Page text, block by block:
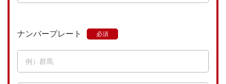
ナンバープレート